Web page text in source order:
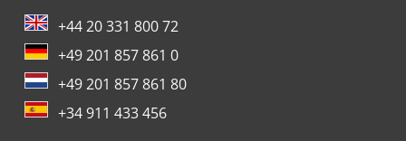
+44 20 331 800 72
+49 201 857 861 0
+49 201 857 861 80
+34 911 433 456